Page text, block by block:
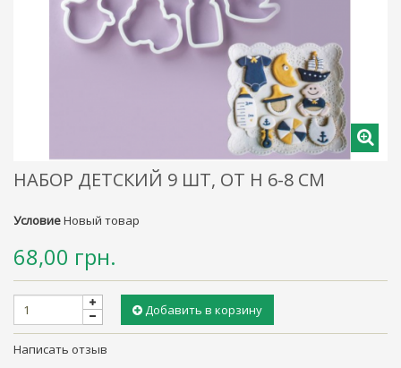
НАБОР ДЕТСКИЙ 9 ШТ, ОТ Н 6-8 СМ
УсловиеНовый товар
68,00 грн.
Добавить в корзину
Написать отзыв